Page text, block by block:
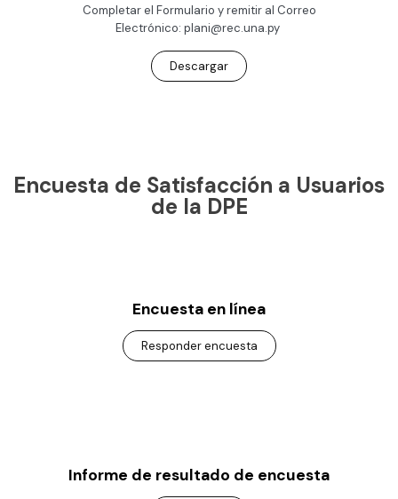
Completar el Formulario y remitir al Correo
Electrónico: plani@rec.una.py
Descargar
Encuesta de Satisfacción a Usuarios
de la DPE
Encuesta en línea
Responder encuesta
Informe de resultado de encuesta